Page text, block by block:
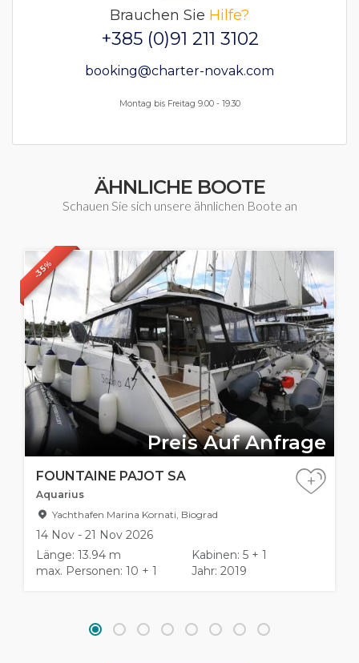
Brauchen Sie Hilfe?
+385 (0)91 211 3102
booking@charter-novak.com
Montag bis Freitag 9.00 - 19.30
ÄHNLICHE BOOTE
Schauen Sie sich unsere ähnlichen Boote an
-35%
Preis Auf Anfrage
FOUNTAINE PAJOT SA
Aquarius
Yachthafen Marina Kornati, Biograd
14 Nov - 21 Nov 2026
Länge: 13.94 m
Kabinen: 5 + 1
max. Personen: 10 + 1
Jahr: 2019
+